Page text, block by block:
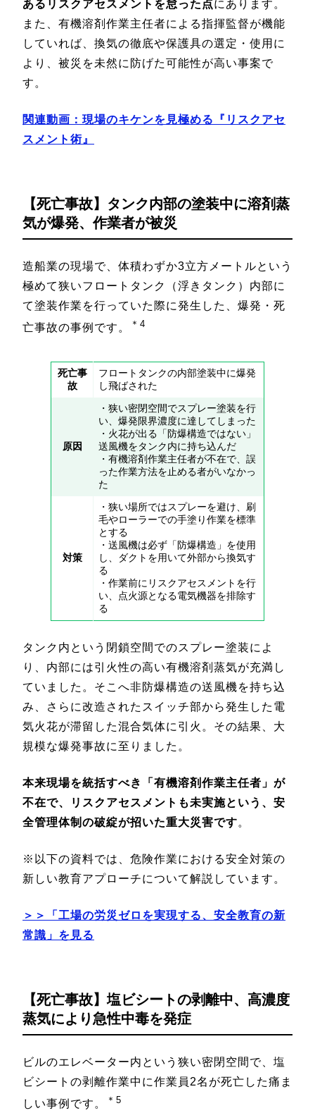
あるリスクアセスメントを怠った点にあります。
また、有機溶剤作業主任者による指揮監督が機能
していれば、換気の徹底や保護具の選定・使用に
より、被災を未然に防げた可能性が高い事案で
す。
関連動画：現場のキケンを見極める『リスクアセ
スメント術』
【死亡事故】タンク内部の塗装中に溶剤蒸
気が爆発、作業者が被災
造船業の現場で、体積わずか3立方メートルという
極めて狭いフロートタンク（浮きタンク）内部に
て塗装作業を行っていた際に発生した、爆発・死
亡事故の事例です。
＊4
死亡事
故
フロートタンクの内部塗装中に爆発
し飛ばされた
原因
・狭い密閉空間でスプレー塗装を行
い、爆発限界濃度に達してしまった
・火花が出る「防爆構造ではない」
送風機をタンク内に持ち込んだ
・有機溶剤作業主任者が不在で、誤
った作業方法を止める者がいなかっ
た
対策
・狭い場所ではスプレーを避け、刷
毛やローラーでの手塗り作業を標準
とする
・送風機は必ず「防爆構造」を使用
し、ダクトを用いて外部から換気す
る
・作業前にリスクアセスメントを行
い、点火源となる電気機器を排除す
る
タンク内という閉鎖空間でのスプレー塗装によ
り、内部には引火性の高い有機溶剤蒸気が充満し
ていました。そこへ非防爆構造の送風機を持ち込
み、さらに改造されたスイッチ部から発生した電
気火花が滞留した混合気体に引火。その結果、大
規模な爆発事故に至りました。
本来現場を統括すべき「有機溶剤作業主任者」が
不在で、リスクアセスメントも未実施という、安
全管理体制の破綻が招いた重大災害です。
※以下の資料では、危険作業における安全対策の
新しい教育アプローチについて解説しています。
＞＞「工場の労災ゼロを実現する、安全教育の新
常識」を見る
【死亡事故】塩ビシートの剥離中、高濃度
蒸気により急性中毒を発症
ビルのエレベーター内という狭い密閉空間で、塩
ビシートの剥離作業中に作業員2名が死亡した痛ま
しい事例です。
＊5